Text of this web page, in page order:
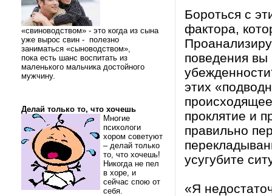
«свиноводством» - это когда из сына
уже вырос свин - полезно
заниматься «сыноводством»,
пока есть шанс воспитать из
маленького мальчика достойного
мужчину.
Делай только то, что хочешь
Многие
психологи
хором советуют
– делай только
то, что хочешь!
Никогда не пел
в хоре, и
сейчас спою от
себя.
Бороться с
фактора,
поведения вы
этих
проклятие и
правильно
усугубите
«Я